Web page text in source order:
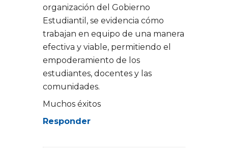
organización del Gobierno
Estudiantil, se evidencia cómo
trabajan en equipo de una manera
efectiva y viable, permitiendo el
empoderamiento de los
estudiantes, docentes y las
comunidades.
Muchos éxitos
Responder